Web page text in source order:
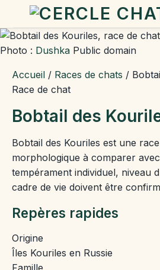
Photo : Dushka Public domain
Accueil / Races de chats /
Race de chat
Bobtail des
Bobtail des Kouriles est une
morphologique à comparer
tempérament individuel, niveau
cadre de vie doivent être
Repères rapides
Origine
Îles Kouriles en Russie
Famille